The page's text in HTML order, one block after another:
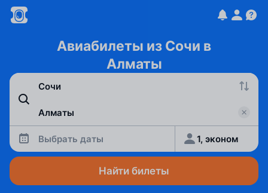
Авиабилеты из Сочи в
Алматы
Выбрать даты 1, эконом
Найти билеты